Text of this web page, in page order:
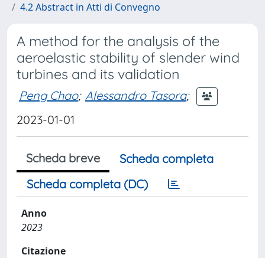
4.2 Abstract in Atti di Convegno
A method for the analysis of the
aeroelastic stability of slender wind
turbines and its validation
Peng Chao; Alessandro Tasora;
2023-01-01
Scheda breve
Scheda completa
Scheda completa (DC)
Anno
2023
Citazione